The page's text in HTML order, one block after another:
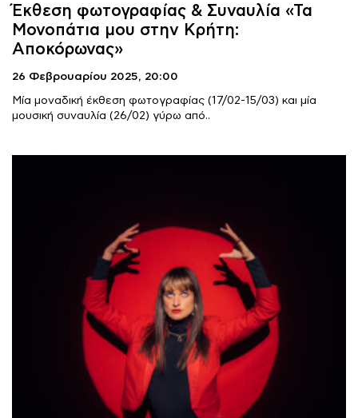
Έκθεση φωτογραφίας & Συναυλία «Τα
Μονοπάτια μου στην Κρήτη:
Αποκόρωνας»
26 Φεβρουαρίου 2025, 20:00
Μία μοναδική έκθεση φωτογραφίας (17/02-15/03) και μία
μουσική συναυλία (26/02) γύρω από..